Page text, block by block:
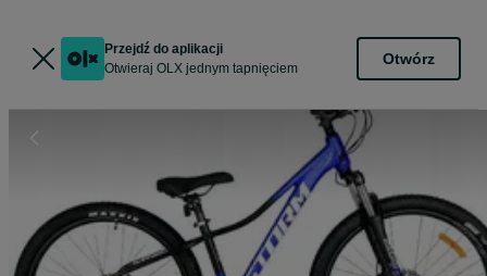
Przejdź do aplikacji
Otwieraj OLX jednym tapnięciem
Otwórz